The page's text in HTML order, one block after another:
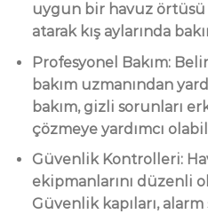
uygun bir havuz örtüsü
atarak kış aylarında
Profesyonel Bakım:
bakım uzmanından
bakım, gizli sorunları
çözmeye yardımcı
Güvenlik Kontrolleri:
ekipmanlarını düzenli
Güvenlik kapıları,